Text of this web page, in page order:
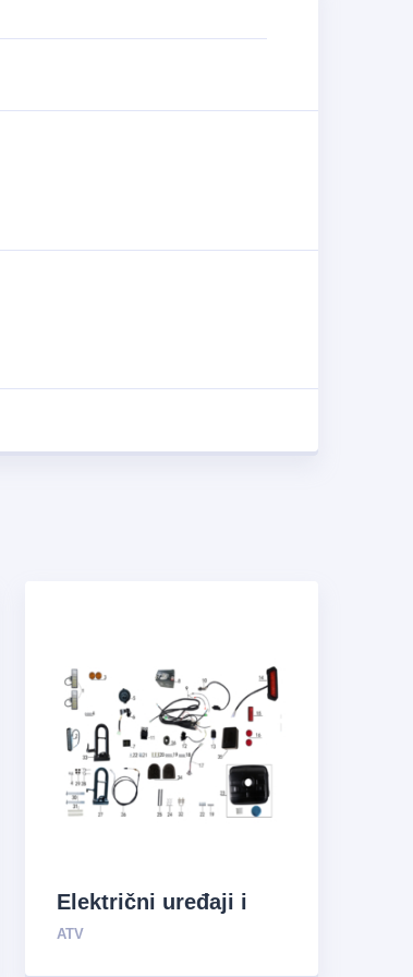
Električni uređaji i
sistem za opskrbu
ATV